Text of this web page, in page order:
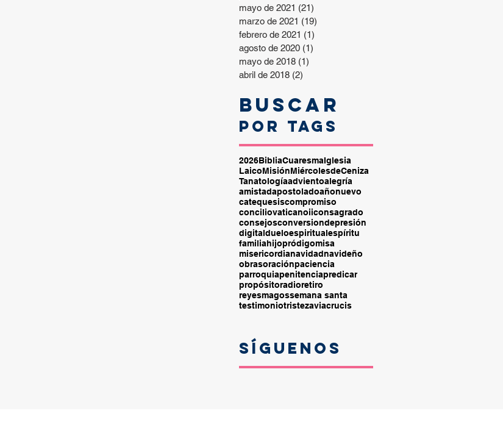
mayo de 2021 (21)
marzo de 2021 (19)
febrero de 2021 (1)
agosto de 2020 (1)
mayo de 2018 (1)
abril de 2018 (2)
Buscar
por tags
2026BibliaCuaresmaIglesia
LaicoMisiónMiércolesdeCeniza
Tanatologíaadvientoalegría
amistadapostoladoañonuevo
catequesiscompromiso
conciliovaticanoiiconsagrado
consejosconversiondepresión
digitaldueloespiritualespíritu
familiahijopródigomisa
misericordianavidadnavideño
obrasoraciónpaciencia
parroquiapenitenciapredicar
propósitoradioretiro
reyesmagossemana santa
testimoniotristezaviacrucis
Síguenos